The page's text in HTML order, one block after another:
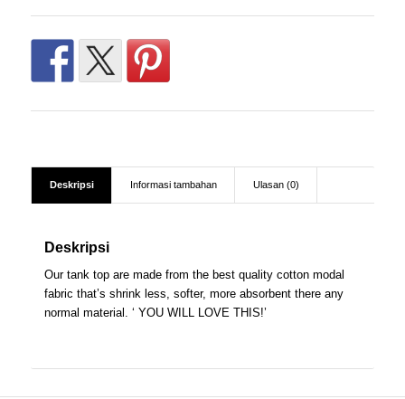
Deskripsi Informasi tambahan Ulasan (0)
Deskripsi
Our tank top are made from the best quality cotton modal
fabric that’s shrink less, softer, more absorbent there any
normal material. ‘ YOU WILL LOVE THIS!’